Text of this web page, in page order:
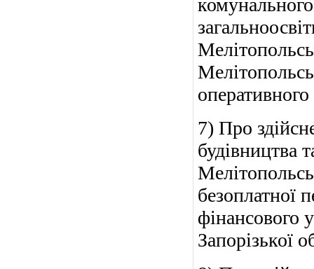
7) Про
будівництва
безоплатної
фінансового
Запорізької